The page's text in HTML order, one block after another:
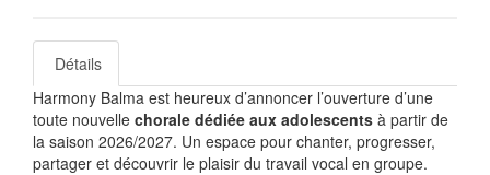
Détails
Harmony Balma est heureux d’annoncer l’ouverture d’une
toute nouvelle chorale dédiée aux adolescents à partir de
la saison 2026/2027. Un espace pour chanter, progresser,
partager et découvrir le plaisir du travail vocal en groupe.